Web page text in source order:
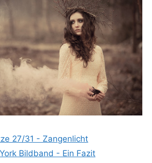
27/31 - Zangenlicht
Bildband - Ein Fazit